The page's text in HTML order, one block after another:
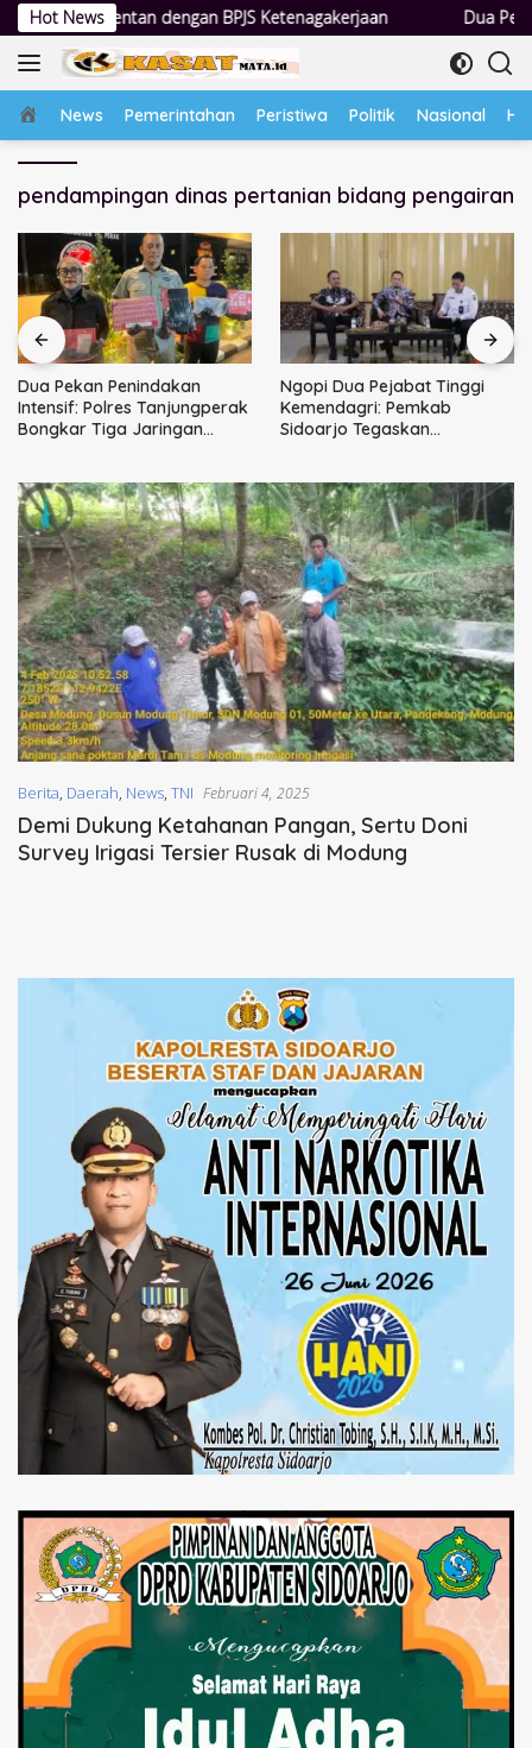
Langsung
ke
konten
Hot News
BPJS Ketenagakerjaan Dua Pekan Penindakan
Home
News Pemerintahan Peristiwa Politik Nasional
pendampingan dinas pertanian bidang pengairan
Dua Pekan Penindakan
Intensif: Polres Tanjungperak
Bongkar Tiga Jaringan
Ngopi Dua Pejabat Tinggi
Kemendagri: Pemkab
Sidoarjo Tegaskan
Berita, Daerah, News, TNI Februari 4, 2025
Demi Dukung Ketahanan Pangan, Sertu Doni
Survey Irigasi Tersier Rusak di Modung